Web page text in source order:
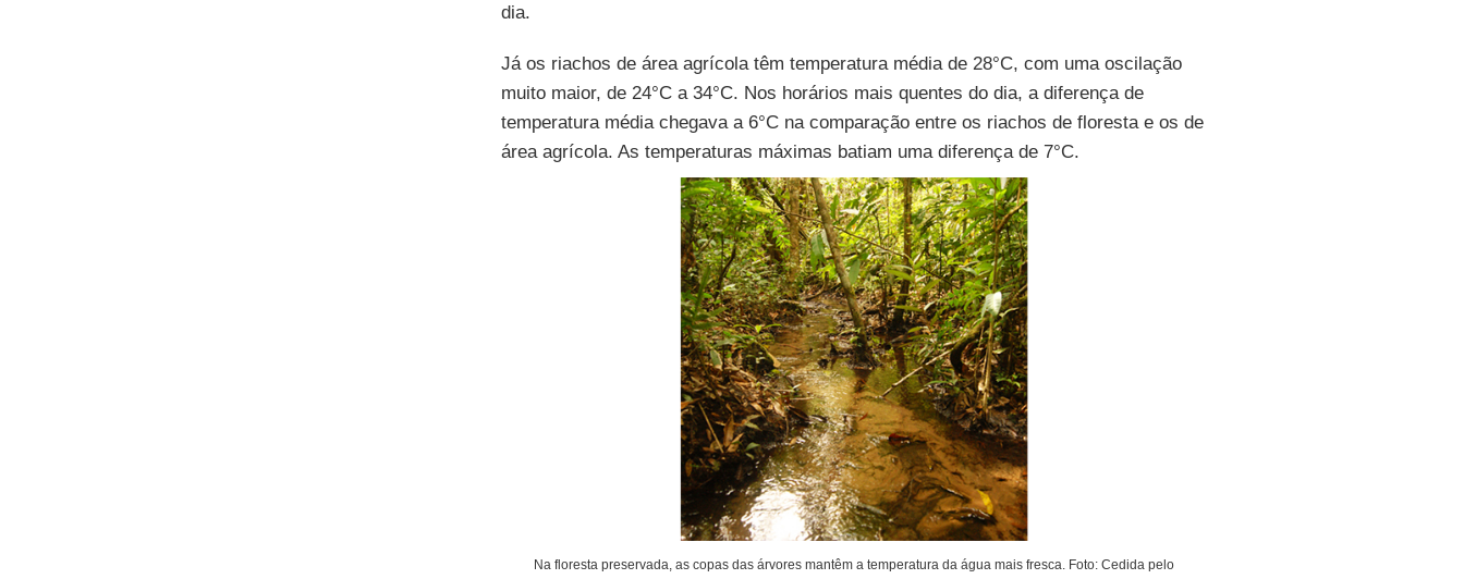
dia.
Já os riachos de área agrícola têm temperatura média de 28°C, com uma oscilação
muito maior, de 24°C a 34°C. Nos horários mais quentes do dia, a diferença de
temperatura média chegava a 6°C na comparação entre os riachos de floresta e os de
área agrícola. As temperaturas máximas batiam uma diferença de 7°C.
Na floresta preservada, as copas das árvores mantêm a temperatura da água mais fresca. Foto: Cedida pelo